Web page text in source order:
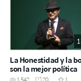
La Honestidad y la
son la mejor política